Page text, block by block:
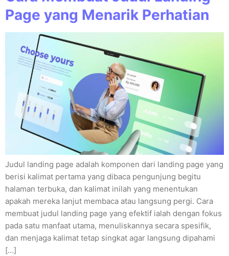
Page yang Menarik Perhatian
Judul landing page adalah komponen dari landing page yang
berisi kalimat pertama yang dibaca pengunjung begitu
halaman terbuka, dan kalimat inilah yang menentukan
apakah mereka lanjut membaca atau langsung pergi. Cara
membuat judul landing page yang efektif ialah dengan fokus
pada satu manfaat utama, menuliskannya secara spesifik,
dan menjaga kalimat tetap singkat agar langsung dipahami
[…]